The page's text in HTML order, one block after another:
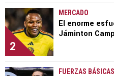
2
MERCADO
El enorme
Jáminton
FUERZAS BÁSICAS